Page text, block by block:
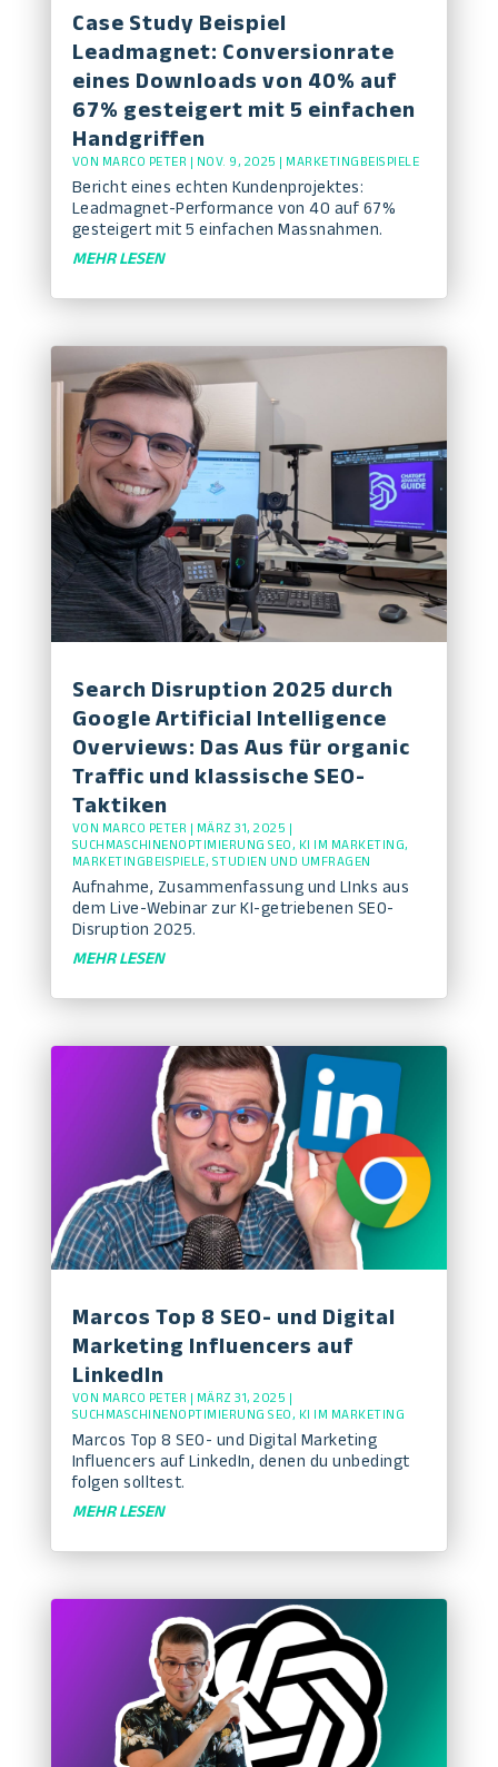
Case Study Beispiel
Leadmagnet: Conversionrate
eines Downloads von 40% auf
67% gesteigert mit 5 einfachen
Handgriffen
VON MARCO PETER | NOV. 9, 2025 | MARKETINGBEISPIELE
Bericht eines echten Kundenprojektes:
Leadmagnet-Performance von 40 auf 67%
gesteigert mit 5 einfachen Massnahmen.
MEHR LESEN
Search Disruption 2025 durch
Google Artificial Intelligence
Overviews: Das Aus für organic
Traffic und klassische SEO-
Taktiken
VON MARCO PETER | MÄRZ 31, 2025 |
SUCHMASCHINENOPTIMIERUNG SEO, KI IM MARKETING,
MARKETINGBEISPIELE,STUDIEN UND UMFRAGEN
Aufnahme, Zusammenfassung und LInks aus
dem Live-Webinar zur KI-getriebenen SEO-
Disruption 2025.
MEHR LESEN
Marcos Top 8 SEO- und Digital
Marketing Influencers auf
LinkedIn
VON MARCO PETER | MÄRZ 31, 2025 |
SUCHMASCHINENOPTIMIERUNG SEO, KI IM MARKETING
Marcos Top 8 SEO- und Digital Marketing
Influencers auf LinkedIn, denen du unbedingt
folgen solltest.
MEHR LESEN